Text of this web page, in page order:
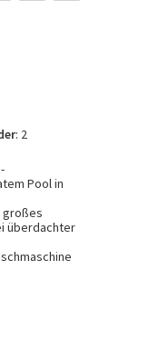
: 2
Pool in
großes
überdachter